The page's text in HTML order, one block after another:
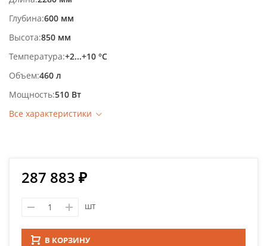
Глубина 600 мм
Высота 850 мм
Температура +2...+10 °С
Объем 460 л
Мощность 510 Вт
Все характеристики
287 883 ₽
шт
В КОРЗИНУ